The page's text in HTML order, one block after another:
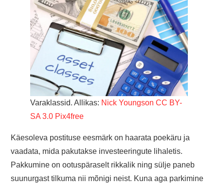
Varaklassid. Allikas: Nick Youngson CC BY-
SA 3.0 Pix4free
Käesoleva postituse eesmärk on haarata poekäru ja
vaadata, mida pakutakse investeeringute lihaletis.
Pakkumine on ootuspäraselt rikkalik ning sülje paneb
suunurgast tilkuma nii mõnigi neist. Kuna aga parkimine